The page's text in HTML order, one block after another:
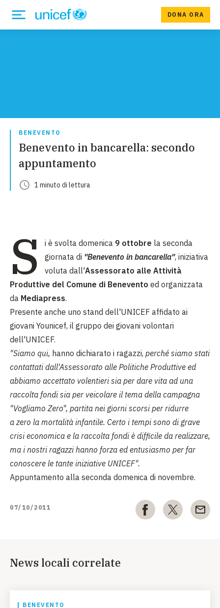
DONA ORA
BENEVENTO
Benevento in bancarella: secondo
appuntamento
1 minuto di lettura
S i è svolta domenica 9 ottobre la seconda
giornata di "Benevento in bancarella", iniziativa
voluta dall'Assessorato alle Attività
Produttive del Comune di Benevento ed organizzata
da Mediapress.
Presente anche uno stand dell'UNICEF affidato ai
giovani Younicef, il gruppo dei giovani volontari
dell'UNICEF.
"Siamo qui, hanno dichiarato i ragazzi, perché siamo stati
contattati dall'Assessorato alle Politiche Produttive ed
abbiamo accettato volentieri sia per dare vita ad una
raccolta fondi sia per veicolare il tema della campagna
"Vogliamo Zero", partita nei giorni scorsi per ridurre
a zero la mortalità infantile. Certo i tempi sono di grave
crisi economica e la raccolta fondi è difficile da realizzare,
ma i nostri ragazzi hanno forza ed entusiasmo per far
conoscere le tante iniziative UNICEF".
Appuntamento alla seconda domenica di novembre.
07/10/2011
News locali correlate
BENEVENTO